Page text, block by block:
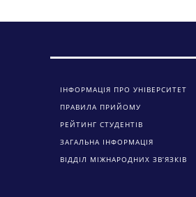
ІНФОРМАЦІЯ ПРО УНІВЕРСИТЕТ
ПРАВИЛА ПРИЙОМУ
РЕЙТИНГ СТУДЕНТІВ
ЗАГАЛЬНА ІНФОРМАЦІЯ
ВІДДІЛ МІЖНАРОДНИХ ЗВ’ЯЗКІВ